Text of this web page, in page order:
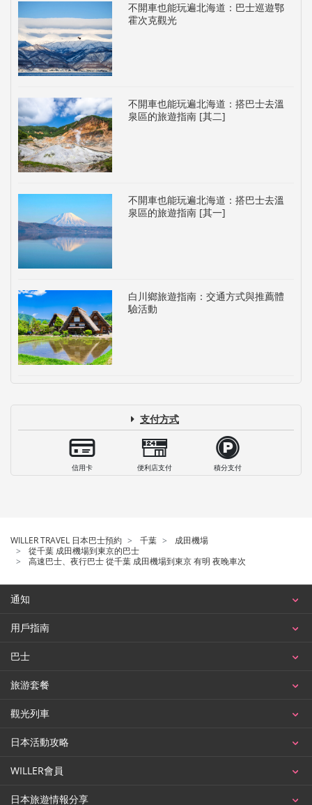
不開車也能玩遍北海道：巴士巡遊鄂
霍次克觀光
不開車也能玩遍北海道：搭巴士去溫
泉區的旅遊指南 [其二]
不開車也能玩遍北海道：搭巴士去溫
泉區的旅遊指南 [其一]
白川鄉旅遊指南：交通方式與推薦體
驗活動
支付方式
信用卡 便利店支付 積分支付
WILLER TRAVEL 日本巴士預約 千葉
成田機場
從千葉 成田機場到東京的巴士
高速巴士、夜行巴士 從千葉 成田機場到東京 有明 夜晚車次
通知
用戶指南
巴士
旅游套餐
觀光列車
日本活動攻略
WILLER會員
日本旅遊情報分享